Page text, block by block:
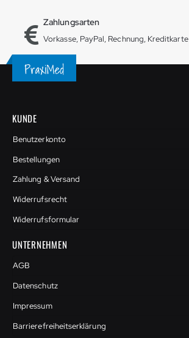
Zahlungsarten
Vorkasse, PayPal, Rechnung, Kreditkarte
KUNDE
Benutzerkonto
Bestellungen
Zahlung & Versand
Widerrufsrecht
Widerrufsformular
UNTERNEHMEN
AGB
Datenschutz
Impressum
Barrierefreiheitserklärung